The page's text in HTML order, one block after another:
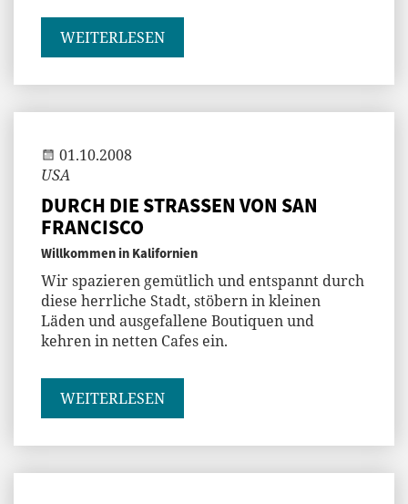
WEITERLESEN
01.10.2008
USA
DURCH DIE STRASSEN VON SAN
FRANCISCO
Willkommen in Kalifornien
Wir spazieren gemütlich und entspannt durch
diese herrliche Stadt, stöbern in kleinen
Läden und ausgefallene Boutiquen und
kehren in netten Cafes ein.
WEITERLESEN